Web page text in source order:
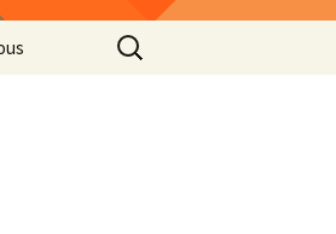
Rechercher :